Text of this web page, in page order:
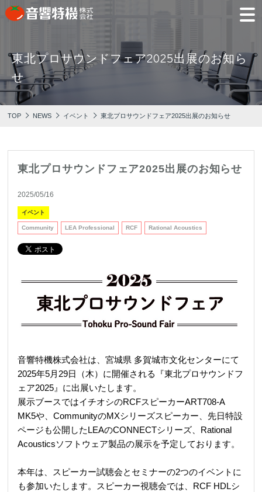
JP EN
PRODUCTS
PRODUCTS
CONCEPT
特
長
ル
特選情報 トレーニング
新着情報
COMPANY
概
所
沿
採
REPAIR
修理依頼 総合カタログ お問合せ
東北プロサウンドフェア2025出展のお知ら
せ
TOP NEWS イベント 東北プロサウンドフェア2025出展のお知らせ
東北プロサウンドフェア2025出展のお知らせ
2025/05/16
イベント
Community LEA Professional RCF Rational Acoustics
音響特機株式会社は、宮城県 多賀城市文化センターにて
2025年5月29日（木）に開催される『東北プロサウンドフ
ェア2025』に出展いたします。
展示ブースではイチオシのRCFスピーカーART708-A
MK5や、CommunityのMXシリーズスピーカー、先日特設
ページも公開したLEAのCONNECTシリーズ、Rational
Acousticsソフトウェア製品の展示を予定しております。
本年は、スピーカー試聴会とセミナーの2つのイベントに
も参加いたします。スピーカー視聴会では、RCF HDLシ